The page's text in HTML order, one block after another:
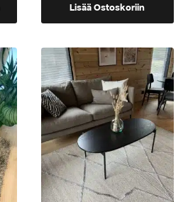
Lisää Ostoskoriin